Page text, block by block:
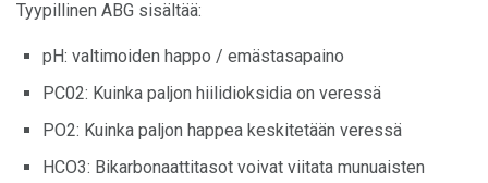
Tyypillinen ABG sisältää:
pH: valtimoiden happo / emästasapaino
PC02: Kuinka paljon hiilidioksidia on veressä
PO2: Kuinka paljon happea keskitetään veressä
HCO3: Bikarbonaattitasot voivat viitata munuaisten